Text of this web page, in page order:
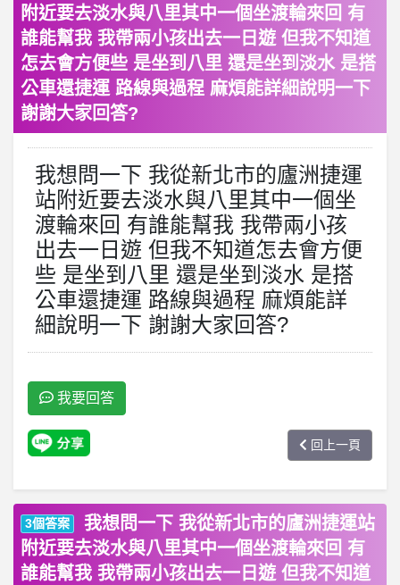
附近要去淡水與八里其中一個坐渡輪來回 有
誰能幫我 我帶兩小孩出去一日遊 但我不知道
怎去會方便些 是坐到八里 還是坐到淡水 是搭
公車還捷運 路線與過程 麻煩能詳細說明一下
謝謝大家回答?
我想問一下 我從新北市的廬洲捷運
站附近要去淡水與八里其中一個坐
渡輪來回 有誰能幫我 我帶兩小孩
出去一日遊 但我不知道怎去會方便
些 是坐到八里 還是坐到淡水 是搭
公車還捷運 路線與過程 麻煩能詳
細說明一下 謝謝大家回答?
我要回答
回上一頁
3個答案
我想問一下 我從新北市的廬洲捷運站
附近要去淡水與八里其中一個坐渡輪來回 有
誰能幫我 我帶兩小孩出去一日遊 但我不知道